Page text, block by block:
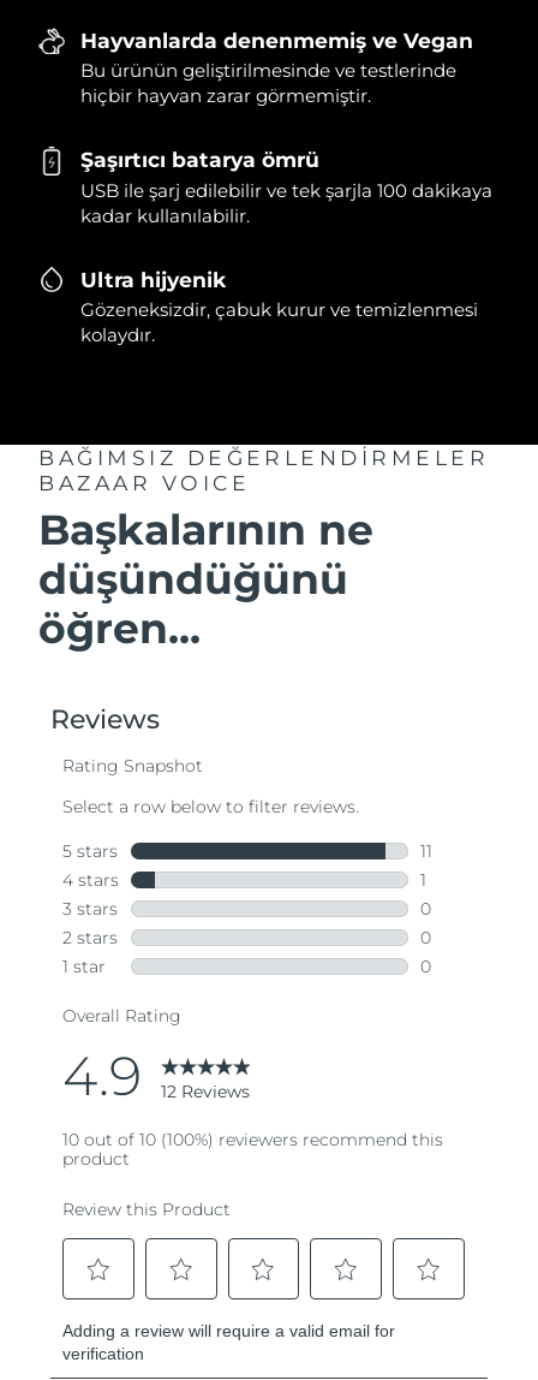
Hayvanlarda denenmemiş ve Vegan
Bu ürünün geliştirilmesinde ve testlerinde
hiçbir hayvan zarar görmemiştir.
Şaşırtıcı batarya ömrü
USB ile şarj edilebilir ve tek şarjla 100 dakikaya
kadar kullanılabilir.
Ultra hijyenik
Gözeneksizdir, çabuk kurur ve temizlenmesi
kolaydır.
BAĞIMSIZ DEĞERLENDİRMELER
BAZAAR VOICE
Başkalarının ne
düşündüğünü
öğren...